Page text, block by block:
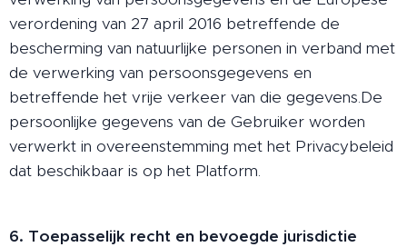
verordening van 27 april 2016 betreffende de
bescherming van natuurlijke personen in verband met
de verwerking van persoonsgegevens en
betreffende het vrije verkeer van die gegevens.De
persoonlijke gegevens van de Gebruiker worden
verwerkt in overeenstemming met het Privacybeleid
dat beschikbaar is op het Platform.
6. Toepasselijk recht en bevoegde jurisdictie